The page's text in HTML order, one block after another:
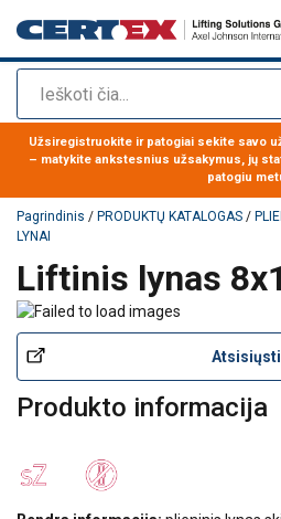
Paieška
Produktas buvo pridėtas prie jūsų
Užsiregistruokite ir patogiai sekite savo
– matykite ankstesnius užsakymus, jų
patogiu
Pagrindinis / PRODUKTŲ KATALOGAS /
LYNAI
Liftinis lynas
Atsisiųsti
Produkto informacija